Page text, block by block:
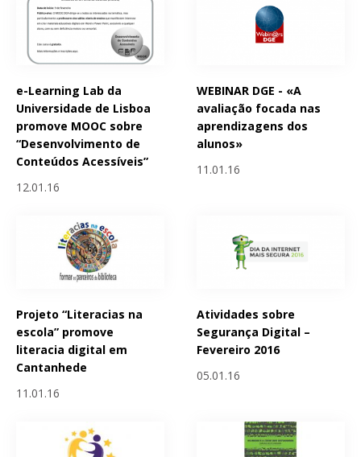
e-Learning Lab da
Universidade de Lisboa
promove MOOC sobre
“Desenvolvimento de
Conteúdos Acessíveis”
12.01.16
WEBINAR DGE - «A
avaliação focada nas
aprendizagens dos
alunos»
11.01.16
Projeto “Literacias na
escola” promove
literacia digital em
Cantanhede
11.01.16
Atividades sobre
Segurança Digital –
Fevereiro 2016
05.01.16